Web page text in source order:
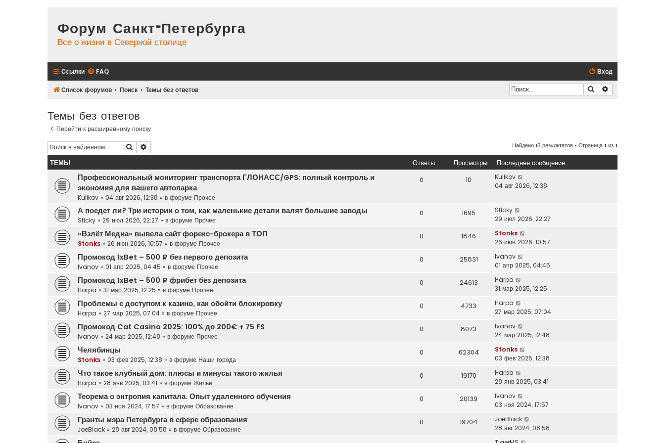
Форум Санкт-Петербурга
Все о жизни в Северной столице
Ссылки FAQ Вход
Список форумов Поиск Темы без ответов Поиск
Темы без ответов
Перейти к расширенному поиску
Поиск Найдено 13 результатов • Страница1 из1
ТЕМЫ Ответы Просмотры Последнее сообщение
Профессиональный мониторинг транспорта ГЛОНАСС/GPS: полный контроль и
экономия для вашего автопарка
Kulikov » 04 авг 2026, 12:38 » в форуме Прочее
0 10
Kulikov
04 авг 2026, 12:38
А поедет ли? Три истории о том, как маленькие детали валят большие заводы
Sticky » 29 июл 2026, 22:27 » в форуме Прочее
0 1695
Sticky
29 июл 2026, 22:27
«Взлёт Медиа» вывела сайт форекс-брокера в ТОП
Stonks » 26 июн 2026, 10:57 » в форуме Прочее
0 1846
Stonks
26 июн 2026, 10:57
Промокод 1xBet – 500 ₽ без первого депозита
Ivanov » 01 апр 2025, 04:45 » в форуме Прочее
0 25831
Ivanov
01 апр 2025, 04:45
Промокод 1xBet – 500 ₽ фрибет без депозита
Harpa » 31 мар 2025, 12:25 » в форуме Прочее
0 24613
Harpa
31 мар 2025, 12:25
Проблемы с доступом к казино, как обойти блокировку
Harpa » 27 мар 2025, 07:04 » в форуме Прочее
0 4733
Harpa
27 мар 2025, 07:04
Промокод Cat Casino 2025: 100% до 200€ + 75 FS
Ivanov » 24 мар 2025, 12:48 » в форуме Прочее
0 8073
Ivanov
24 мар 2025, 12:48
Челябинцы
Stonks » 03 фев 2025, 12:38 » в форуме Наши города
0 62304
Stonks
03 фев 2025, 12:38
Что такое клубный дом: плюсы и минусы такого жилья
Harpa » 28 янв 2025, 03:41 » в форуме Жильё
0 19170
Harpa
28 янв 2025, 03:41
Теорема о энтропия капитала. Опыт удаленного обучения
Ivanov » 03 ноя 2024, 17:57 » в форуме Образование
0 20139
Ivanov
03 ноя 2024, 17:57
Гранты мэра Петербурга в сфере образования
JoeBlack » 28 авг 2024, 08:58 » в форуме Образование
0 19704
JoeBlack
28 авг 2024, 08:58